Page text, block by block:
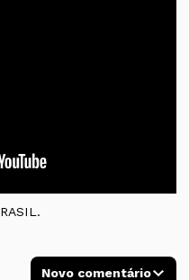
Novo comentário